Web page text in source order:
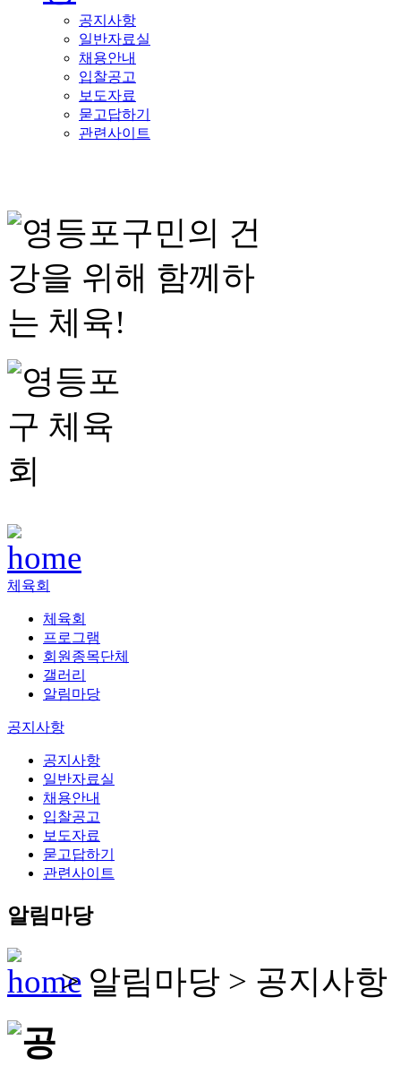
공지사항
일반자료실
채용안내
입찰공고
보도자료
묻고답하기
관련사이트
체육회
체육회
프로그램
회원종목단체
갤러리
알림마당
공지사항
공지사항
일반자료실
채용안내
입찰공고
보도자료
묻고답하기
관련사이트
알림마당
> 알림마당 > 공지사항